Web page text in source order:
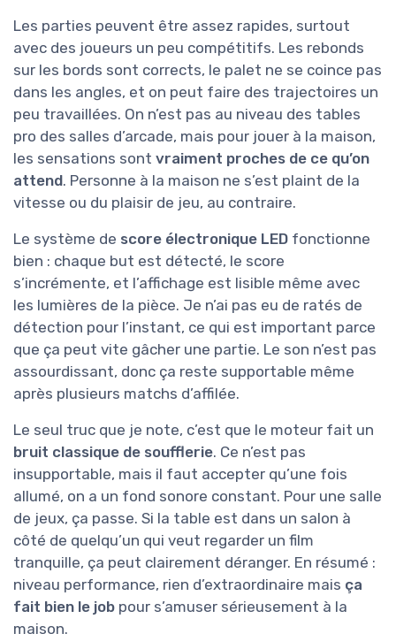
Les parties peuvent être assez rapides, surtout
avec des joueurs un peu compétitifs. Les rebonds
sur les bords sont corrects, le palet ne se coince pas
dans les angles, et on peut faire des trajectoires un
peu travaillées. On n’est pas au niveau des tables
pro des salles d’arcade, mais pour jouer à la maison,
les sensations sont vraiment proches de ce qu’on
attend. Personne à la maison ne s’est plaint de la
vitesse ou du plaisir de jeu, au contraire.
Le système de score électronique LED fonctionne
bien : chaque but est détecté, le score
s’incrémente, et l’affichage est lisible même avec
les lumières de la pièce. Je n’ai pas eu de ratés de
détection pour l’instant, ce qui est important parce
que ça peut vite gâcher une partie. Le son n’est pas
assourdissant, donc ça reste supportable même
après plusieurs matchs d’affilée.
Le seul truc que je note, c’est que le moteur fait un
bruit classique de soufflerie. Ce n’est pas
insupportable, mais il faut accepter qu’une fois
allumé, on a un fond sonore constant. Pour une salle
de jeux, ça passe. Si la table est dans un salon à
côté de quelqu’un qui veut regarder un film
tranquille, ça peut clairement déranger. En résumé :
niveau performance, rien d’extraordinaire mais ça
fait bien le job pour s’amuser sérieusement à la
maison.